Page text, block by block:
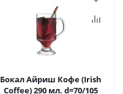
Бокал Айриш Кофе (Irish
Coffee) 290 мл. d=70/105